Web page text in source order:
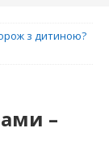
з дитиною?
–